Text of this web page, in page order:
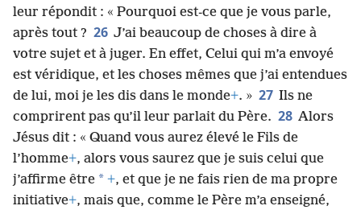
leur répondit : « Pourquoi est-ce que je vous parle,
après tout ? 26 J’ai beaucoup de choses à dire à
votre sujet et à juger. En effet, Celui qui m’a envoyé
est véridique, et les choses mêmes que j’ai entendues
de lui, moi je les dis dans le monde+. » 27 Ils ne
comprirent pas qu’il leur parlait du Père. 28 Alors
Jésus dit : « Quand vous aurez élevé le Fils de
l’homme+, alors vous saurez que je suis celui que
j’affirme être * +, et que je ne fais rien de ma propre
initiative+, mais que, comme le Père m’a enseigné,